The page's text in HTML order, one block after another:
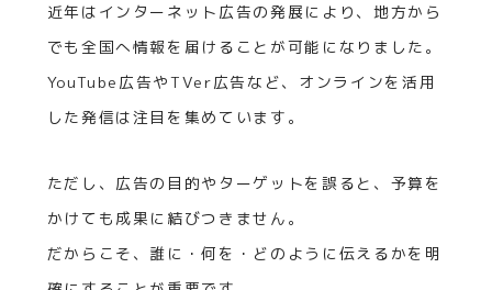
近年はインターネット広告の発展により、地方から
でも全国へ情報を届けることが可能になりました。
YouTube広告やTVer広告など、オンラインを活用
した発信は注目を集めています。
ただし、広告の目的やターゲットを誤ると、予算を
かけても成果に結びつきません。
だからこそ、誰に・何を・どのように伝えるかを明